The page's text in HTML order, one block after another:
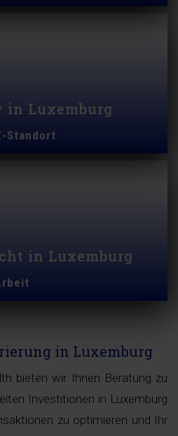
Luxemburg
Standort
in Luxemburg
in Luxemburg
bieten wir Ihnen Beratung zu
Investitionen in Luxemburg
zu optimieren und Ihr